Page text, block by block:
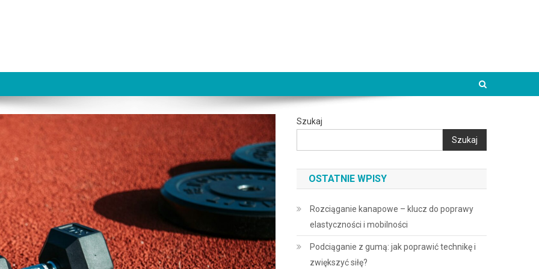
Szukaj
Szukaj
OSTATNIE WPISY
Rozciąganie kanapowe – klucz do poprawy
elastyczności i mobilności
Podciąganie z gumą: jak poprawić technikę i
zwiększyć siłę?